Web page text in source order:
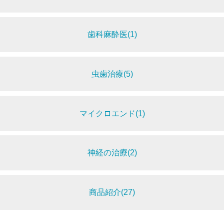
歯科麻酔医(1)
虫歯治療(5)
マイクロエンド(1)
神経の治療(2)
商品紹介(27)